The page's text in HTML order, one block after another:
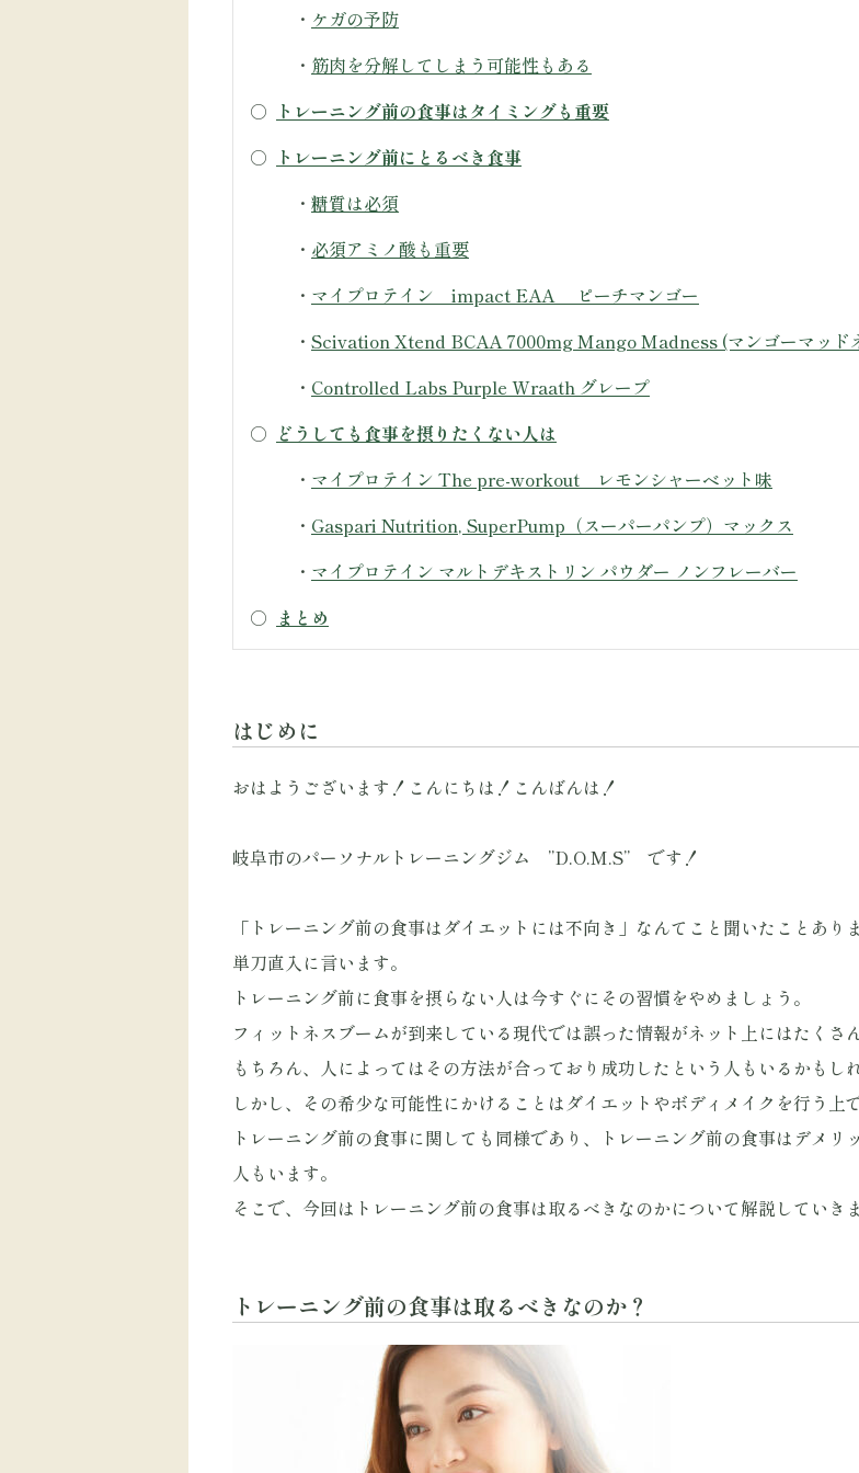
・ ケガの予防
・ 筋肉を分解してしまう可能性もある
○ トレーニング前の食事はタイミングも重要
○ トレーニング前にとるべき食事
・ 糖質は必須
・ 必須アミノ酸も重要
・ マイプロテイン impact EAA ピーチマンゴー
・ Scivation Xtend BCAA 7000mg Mango Madness (マンゴーマッド
・ Controlled Labs Purple Wraath グレープ
○ どうしても食事を摂りたくない人は
・ マイプロテイン The pre-workout レモンシャーベット味
・ Gaspari Nutrition, SuperPump（スーパーパンプ）マックス
・ マイプロテイン マルトデキストリン パウダー ノンフレーバー
○ まとめ
はじめに
おはようございます！こんにちは！こんばんは！
岐阜市のパーソナルトレーニングジム ”D.O.M.S” です！
「トレーニング前の食事はダイエットには不向き」なんてこと聞いたことあり
単刀直入に言います。
トレーニング前に食事を摂らない人は今すぐにその習慣をやめましょう。
フィットネスブームが到来している現代では誤った情報がネット上にはたくさ
もちろん、人によってはその方法が合っており成功したという人もいるかもし
しかし、その希少な可能性にかけることはダイエットやボディメイクを行う上
トレーニング前の食事に関しても同様であり、トレーニング前の食事はデメリ
人もいます。
そこで、今回はトレーニング前の食事は取るべきなのかについて解説していきま
トレーニング前の食事は取るべきなのか？